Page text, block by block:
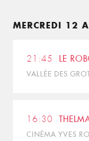
MERCREDI 12
21:45 LE
VALLÉE DES
16:30
CINÉMA YVES